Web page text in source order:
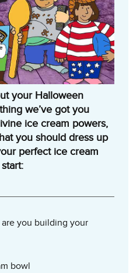
your Halloween
we’ve got you
ice cream powers,
you should dress up
perfect ice cream
are you building your
bowl